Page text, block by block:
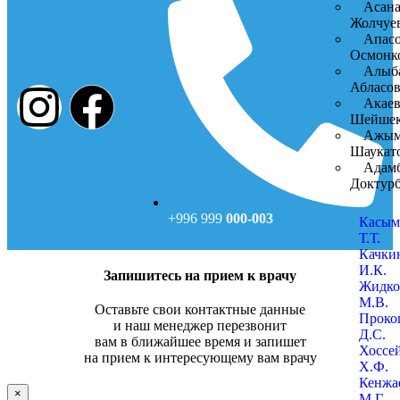
Т.Т.
И.К.
М.В.
Д.С.
Х.Ф.
+996 999 000-003
Запишитесь на прием к врачу
Оставьте свои контактные данные
и наш менеджер перезвонит
вам в ближайшее время и запишет
на прием к интересующему вам врачу
×